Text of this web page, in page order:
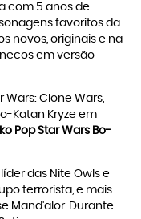
com 5 anos de
favoritos da
novos, originais e na
em versão
Clone Wars,
Katan Kryze em
Pop Star Wars Bo-
das Nite Owls e
terrorista, e mais
Mand'alor. Durante